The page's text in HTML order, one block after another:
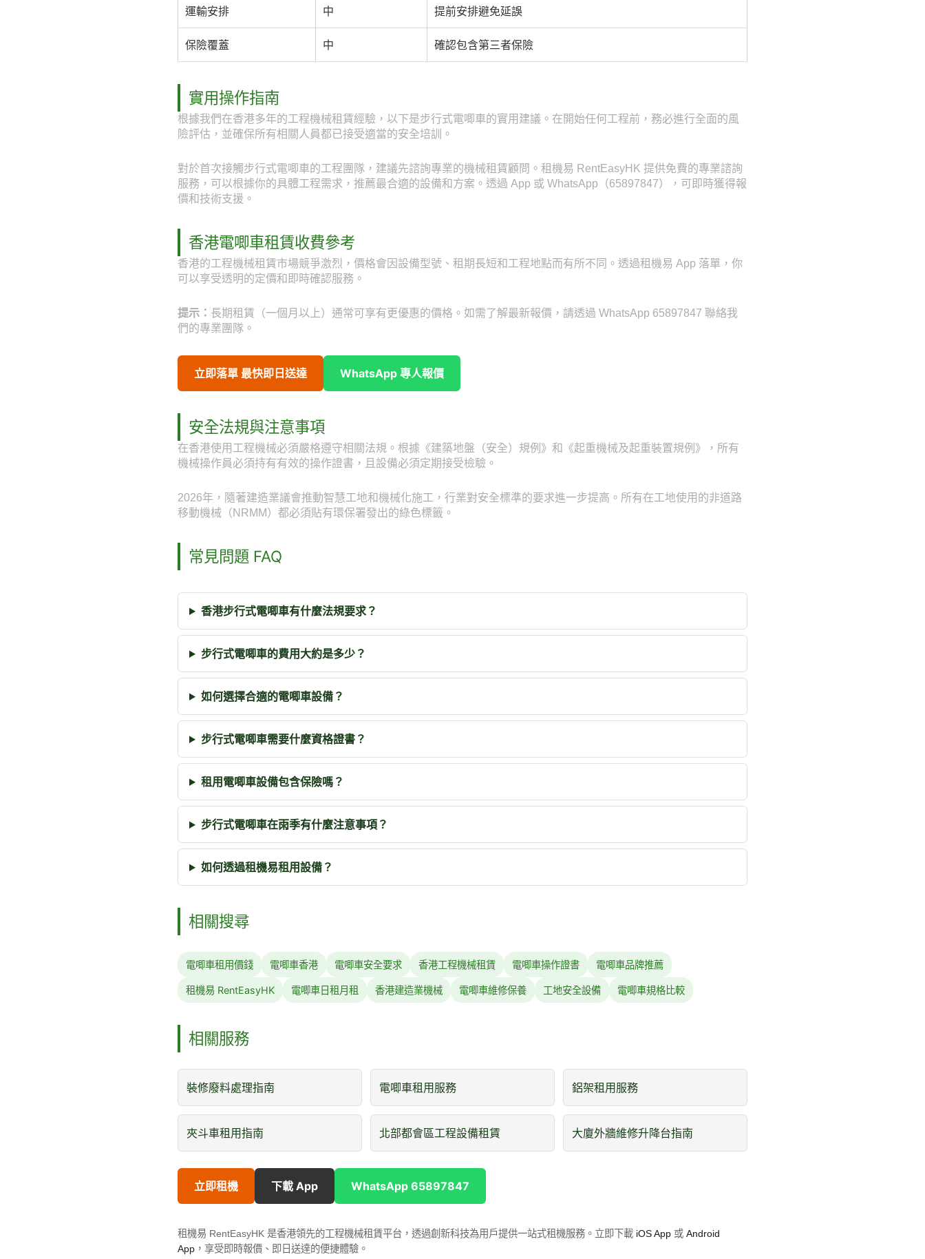
運輸安排 中 提前安排避免延誤
保險覆蓋 中 確認包含第三者保險
實用操作指南
根據我們在香港多年的工程機械租賃經驗，以下是步行式電唧車的實用建議。在開始任何工程前，務必進行全面的風
險評估，並確保所有相關人員都已接受適當的安全培訓。
對於首次接觸步行式電唧車的工程團隊，建議先諮詢專業的機械租賃顧問。租機易 RentEasyHK 提供免費的專業諮詢
服務，可以根據你的具體工程需求，推薦最合適的設備和方案。透過 App 或 WhatsApp（65897847），可即時獲得報
價和技術支援。
香港電唧車租賃收費參考
香港的工程機械租賃市場競爭激烈，價格會因設備型號、租期長短和工程地點而有所不同。透過租機易 App 落單，你
可以享受透明的定價和即時確認服務。
提示： 長期租賃（一個月以上）通常可享有更優惠的價格。如需了解最新報價，請透過 WhatsApp 65897847 聯絡我
們的專業團隊。
立即落單 最快即日送達 WhatsApp 專人報價
安全法規與注意事項
在香港使用工程機械必須嚴格遵守相關法規。根據《建築地盤（安全）規例》和《起重機械及起重裝置規例》，所有
機械操作員必須持有有效的操作證書，且設備必須定期接受檢驗。
2026年，隨著建造業議會推動智慧工地和機械化施工，行業對安全標準的要求進一步提高。所有在工地使用的非道路
移動機械（NRMM）都必須貼有環保署發出的綠色標籤。
常見問題 FAQ
香港步行式電唧車有什麼法規要求？
步行式電唧車的費用大約是多少？
如何選擇合適的電唧車設備？
步行式電唧車需要什麼資格證書？
租用電唧車設備包含保險嗎？
步行式電唧車在雨季有什麼注意事項？
如何透過租機易租用設備？
相關搜尋
電唧車租用價錢 電唧車香港 電唧車安全要求 香港工程機械租賃 電唧車操作證書 電唧車品牌推薦
租機易 RentEasyHK 電唧車日租月租 香港建造業機械 電唧車維修保養 工地安全設備 電唧車規格比較
相關服務
裝修廢料處理指南 電唧車租用服務 鋁架租用服務
夾斗車租用指南 北部都會區工程設備租賃 大廈外牆維修升降台指南
立即租機 下載 App WhatsApp 65897847
租機易 RentEasyHK 是香港領先的工程機械租賃平台，透過創新科技為用戶提供一站式租機服務。立即下載 iOS App 或 Android
App ，享受即時報價、即日送達的便捷體驗。